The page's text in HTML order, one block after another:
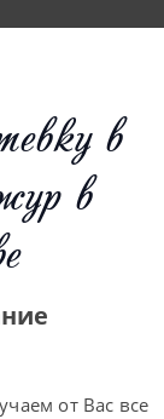
в
в
от Вас все